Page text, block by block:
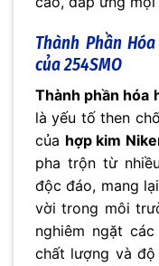
Thành Phần
của 254SMO
Thành phần hóa
là yếu tố then
của hợp kim
pha trộn từ
độc đáo, mang
vời trong môi
nghiêm ngặt
chất lượng và